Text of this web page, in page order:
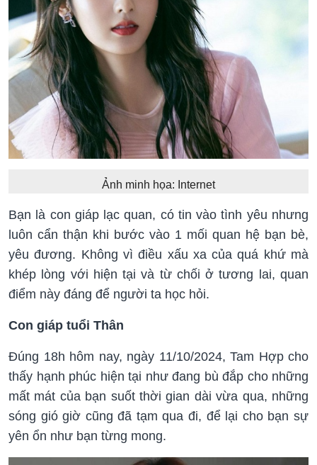
Ảnh minh họa: Internet
Bạn là con giáp lạc quan, có tin vào tình yêu nhưng
luôn cẩn thận khi bước vào 1 mối quan hệ bạn bè,
yêu đương. Không vì điều xấu xa của quá khứ mà
khép lòng với hiện tại và từ chối ở tương lai, quan
điểm này đáng để người ta học hỏi.
Con giáp tuổi Thân
Đúng 18h hôm nay, ngày 11/10/2024, Tam Hợp cho
thấy hạnh phúc hiện tại như đang bù đắp cho những
mất mát của bạn suốt thời gian dài vừa qua, những
sóng gió giờ cũng đã tạm qua đi, để lại cho bạn sự
yên ổn như bạn từng mong.